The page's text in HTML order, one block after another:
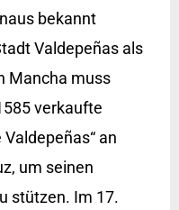
bekannt
Valdepeñas als
Mancha muss
verkaufte
an
um seinen
stützen. Im 17.